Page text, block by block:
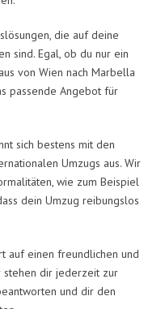
die auf deine
sind. Egal, ob du nur ein
von Wien nach Marbella
passende Angebot für
sich bestens mit den
Umzugs aus. Wir
wie zum Beispiel
dein Umzug reibungslos
auf einen freundlichen und
stehen dir jederzeit zur
und dir den